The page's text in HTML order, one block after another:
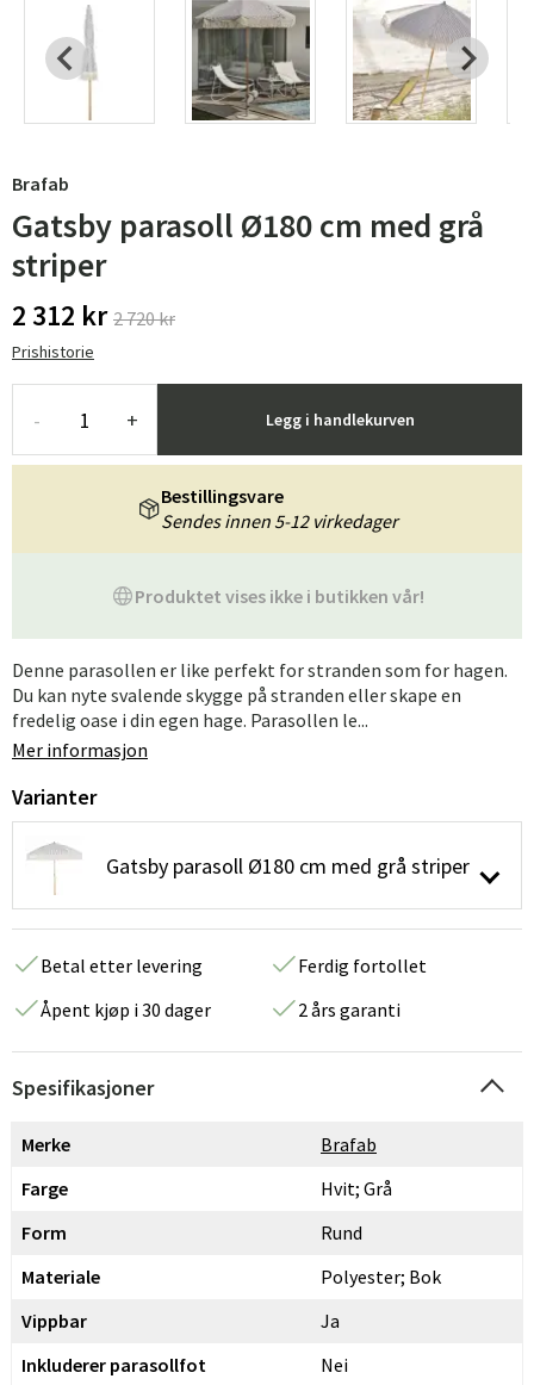
Brafab
Gatsby parasoll Ø180 cm med grå
striper
2 312 kr 2 720 kr
Prishistorie
- + Legg i handlekurven
Produktet vises ikke i butikken vår!
Bestillingsvare
Sendes innen 5-12 virkedager
Denne parasollen er like perfekt for stranden som for hagen.
Du kan nyte svalende skygge på stranden eller skape en
fredelig oase i din egen hage. Parasollen le...
Mer informasjon
Varianter
Gatsby parasoll Ø180 cm med grå striper
Betal etter levering
Ferdig fortollet
Åpent kjøp i 30 dager
2 års garanti
Spesifikasjoner
Merke
Brafab
Farge
Hvit; Grå
Form
Rund
Materiale
Polyester; Bok
Vippbar
Ja
Inkluderer parasollfot
Nei